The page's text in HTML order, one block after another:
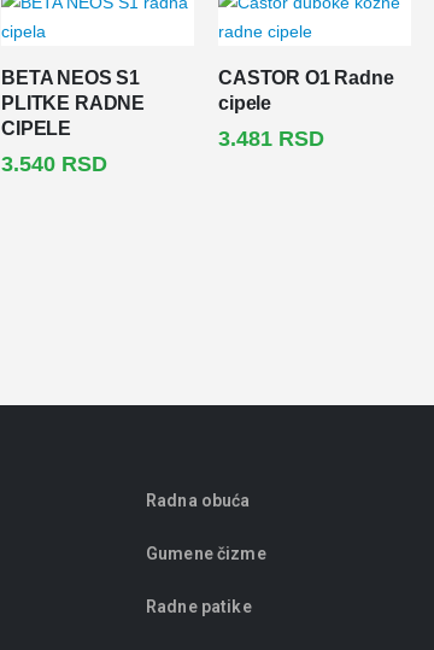
BETA NEOS S1
PLITKE RADNE
CIPELE
3.540 RSD
CASTOR O1 Radne
cipele
3.481 RSD
Radna obuća
Gumene čizme
Radne patike